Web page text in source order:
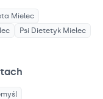
Mielec
Psi Dietetyk Mielec